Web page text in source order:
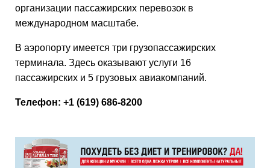
организации пассажирских перевозок в
международном масштабе.
В аэропорту имеется три грузопассажирских
терминала. Здесь оказывают услуги 16
пассажирских и 5 грузовых авиакомпаний.
Телефон: +1 (619) 686-8200